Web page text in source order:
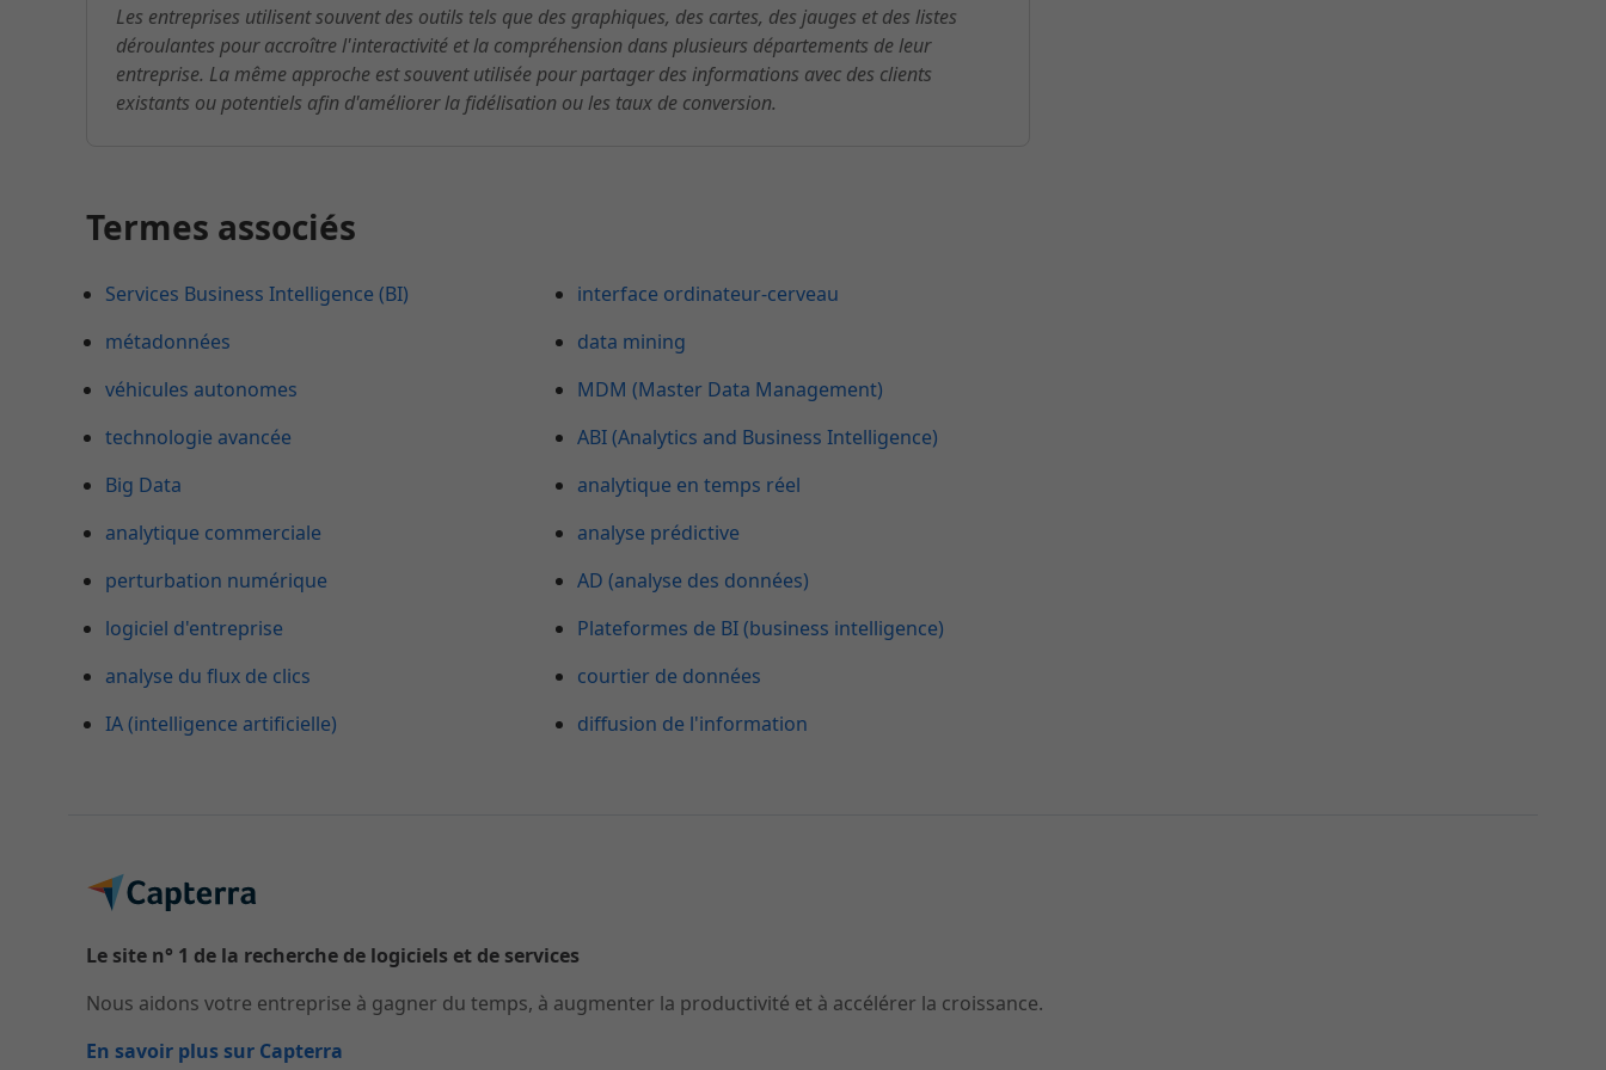
Les entreprises utilisent souvent des outils tels que des graphiques, des cartes, des jauges et des listes
déroulantes pour accroître l'interactivité et la compréhension dans plusieurs départements de leur
entreprise. La même approche est souvent utilisée pour partager des informations avec des clients
existants ou potentiels afin d'améliorer la fidélisation ou les taux de conversion.
Termes associés
Services Business Intelligence (BI)
métadonnées
véhicules autonomes
technologie avancée
Big Data
analytique commerciale
perturbation numérique
logiciel d'entreprise
analyse du flux de clics
IA (intelligence artificielle)
interface ordinateur-cerveau
data mining
MDM (Master Data Management)
ABI (Analytics and Business Intelligence)
analytique en temps réel
analyse prédictive
AD (analyse des données)
Plateformes de BI (business intelligence)
courtier de données
diffusion de l'information
Le site n° 1 de la recherche de logiciels et de services
Nous aidons votre entreprise à gagner du temps, à augmenter la productivité et à accélérer la croissance.
En savoir plus sur Capterra